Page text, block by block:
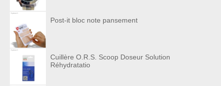
Post-it bloc note pansement
Cuillère O.R.S. Scoop Doseur Solution
Réhydratatio